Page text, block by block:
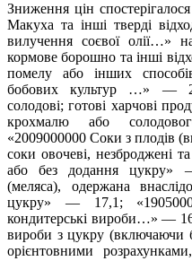
Зниження цін
Макуха та iншi твердi
вилучення соєвої олiї…»
кормове борошно та інші
помелу або інших
бобових культур …» —
солодові; готові харчові
крохмалю або
«2009000000 Соки з плодів
соки овочеві, незброджені
або без додання цукру»
(меляса), одержана
цукру» — 17,1;
кондитерські вироби…» —
вироби з цукру
орієнтовними